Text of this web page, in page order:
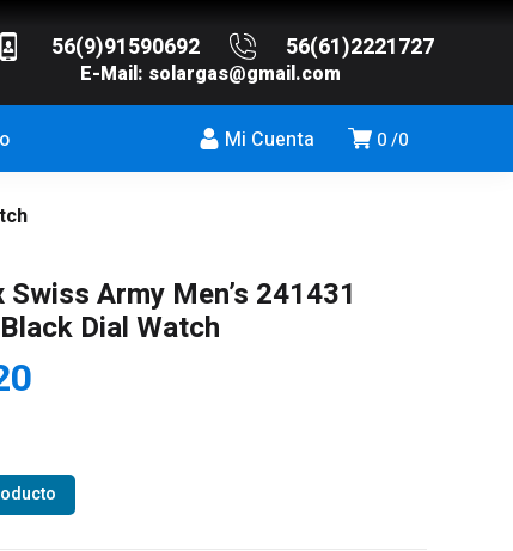
56(9)91590692 56(61)2221727
E-Mail: solargas@gmail.com
0 0
Mi Cuenta
Army Men’s 241431
Dial Watch